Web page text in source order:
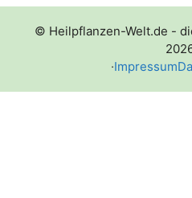
© Heilpflanzen-Welt.de -
·Impressum